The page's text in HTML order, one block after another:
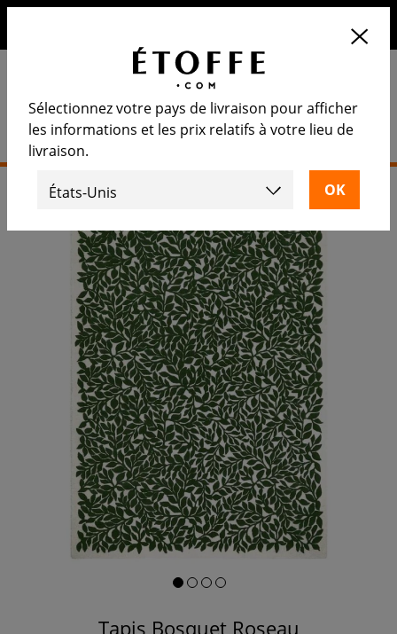
Tapis Bosquet Roseau
Sélectionnez votre pays de livraison pour afficher
les informations et les prix relatifs à votre lieu de
livraison.